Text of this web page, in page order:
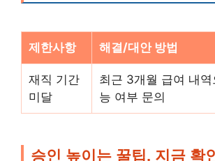
제한사항 해결/대안 방법
재직 기간
미달
최근 3개월 급여 내
능 여부 문의
승인 높이는 꿀팁, 지금 확